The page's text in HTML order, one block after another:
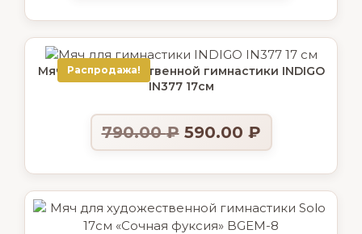
Распродажа!
Мяч для художественной гимнастики INDIGO
IN377 17см
790.00₽ 590.00 ₽